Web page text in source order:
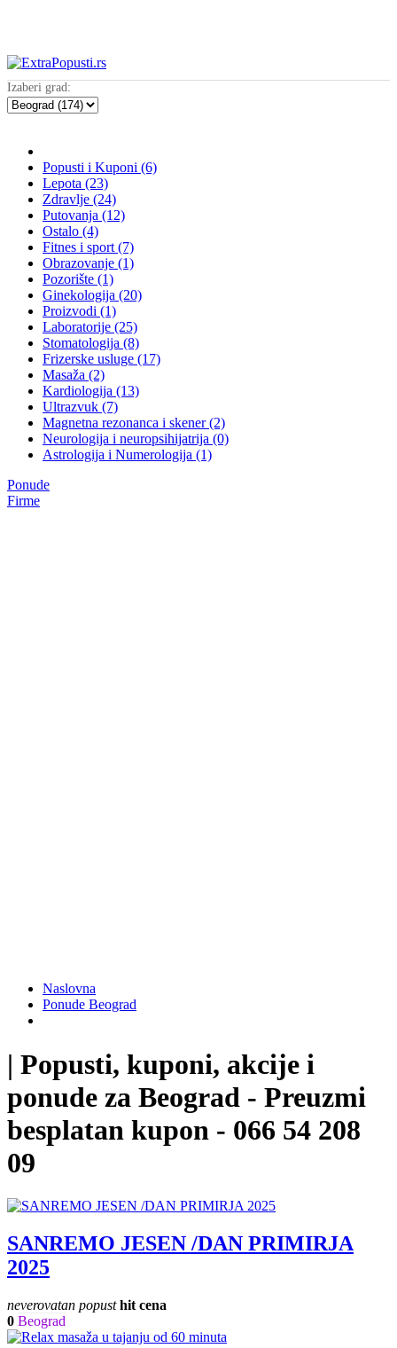
Izaberi grad:
Popusti i Kuponi (6)
Lepota (23)
Zdravlje (24)
Putovanja (12)
Ostalo (4)
Fitnes i sport (7)
Obrazovanje (1)
Pozorište (1)
Ginekologija (20)
Proizvodi (1)
Laboratorije (25)
Stomatologija (8)
Frizerske usluge (17)
Masaža (2)
Kardiologija (13)
Ultrazvuk (7)
Magnetna rezonanca i skener (2)
Neurologija i neuropsihijatrija (0)
Astrologija i Numerologija (1)
Ponude
Firme
Naslovna
Ponude Beograd
| Popusti, kuponi, akcije i
ponude za Beograd - Preuzmi
besplatan kupon - 066 54 208
09
SANREMO JESEN /DAN PRIMIRJA
2025
neverovatan popust hit cena
0 Beograd